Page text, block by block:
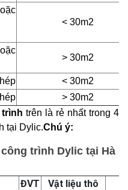
< 30m2
> 30m2
< 30m2
> 30m2
trên là rẻ nhất trong 4
tại Dylic.Chú ý:
trình Dylic tại Hà
ĐVT Vật liệu thô